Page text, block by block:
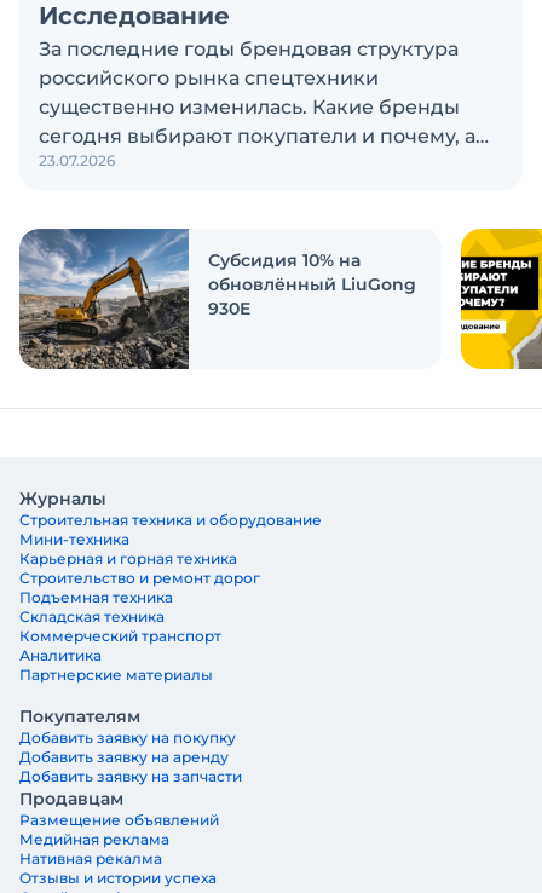
Исследование
За последние годы брендовая структура
российского рынка спецтехники
существенно изменилась. Какие бренды
сегодня выбирают покупатели и почему, а
также кого считают лидерами рынка?
ответить на эти вопросы
23.07.2026
Субсидия 10% на
обновлённый LiuGong
930E
Журналы
Строительная техника и оборудование
Мини-техника
Карьерная и горная техника
Строительство и ремонт дорог
Подъемная техника
Складская техника
Коммерческий транспорт
Аналитика
Партнерские материалы
Покупателям
Добавить заявку на покупку
Добавить заявку на аренду
Добавить заявку на запчасти
Продавцам
Размещение объявлений
Медийная реклама
Нативная рекалма
Отзывы и истории успеха